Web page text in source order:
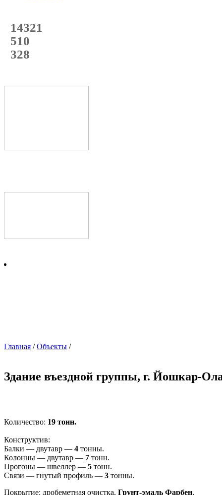
14321
с начала года
510
с начала месяца
328
с начала недели
Главная /Объекты /
Здание въездной группы, г. Йошкар-
Количество: 19 тонн.
Конструктив:
Балки — двутавр — 4 тонны.
Колонны — двутавр — 7 тонн.
Прогоны — швеллер — 5 тонн.
Связи — гнутый профиль — 3 тонны.
Покрытие: дробеметная очистка, Грунт-эмаль Фарбен,